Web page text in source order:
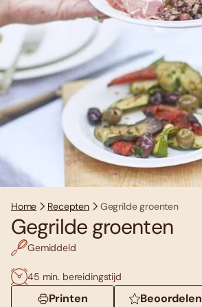
Home Recepten Gegrilde groenten
Gegrilde groenten
Gemiddeld
45 min. bereidingstijd
Printen Beoordelen